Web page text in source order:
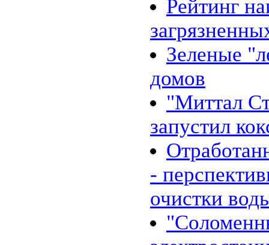
Рейтинг
Зеленые
домов
"Миттал
запустил
-
очистки